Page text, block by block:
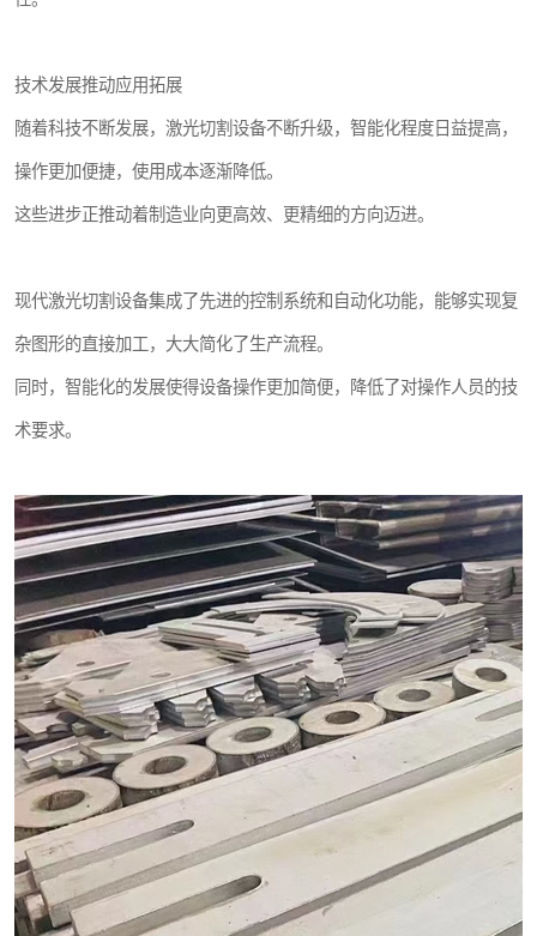
技术发展推动应用拓展
随着科技不断发展，激光切割设备不断升级，智能化程度日益提高，
操作更加便捷，使用成本逐渐降低。
这些进步正推动着制造业向更高效、更精细的方向迈进。
现代激光切割设备集成了先进的控制系统和自动化功能，能够实现复
杂图形的直接加工，大大简化了生产流程。
同时，智能化的发展使得设备操作更加简便，降低了对操作人员的技
术要求。